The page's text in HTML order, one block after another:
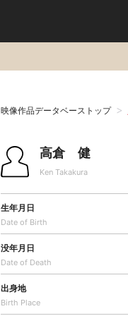
映像作品データベーストップ
高倉 健
Ken Takakura
生年月日
Date of Birth
没年月日
Date of Death
出身地
Birth Place